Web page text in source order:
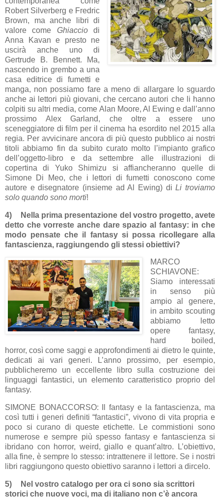
Robert Silverberg e Fredric
Brown, ma anche libri di
valore come Ghiacciodi
Anna Kavan e presto ne
uscirà anche uno di
Gertrude B. Bennett. Ma,
nascendo in grembo a una
casa editrice di fumetti e
manga, non possiamo fare a meno di allargare lo sguardo
anche ai lettori più giovani, che cercano autori che li hanno
colpiti su altri media, come Alan Moore, Al Ewing e dall’anno
prossimo Alex Garland, che oltre a essere uno
sceneggiatore di film per il cinema ha esordito nel 2015 alla
regia. Per avvicinare ancora di più questo pubblico ai nostri
titoli abbiamo fin da subito curato molto l’impianto grafico
dell’oggetto-libro e da settembre alle illustrazioni di
copertina di Yuko Shimizu si affiancheranno quelle di
Simone Di Meo, che i lettori di fumetti conoscono come
autore e disegnatore (insieme ad Al Ewing) diLi troviamo
solo quando sono morti!
4)
Nella prima presentazione del vostro progetto, avete
detto che vorreste anche dare spazio al fantasy: in che
modo pensate che il fantasy si possa ricollegare alla
fantascienza, raggiungendo gli stessi obiettivi?
MARCO
SCHIAVONE:
Siamo interessati
in senso più
ampio al genere,
in ambito scouting
abbiamo letto
opere fantasy,
hard boiled,
horror, così come saggi e approfondimenti ai dietro le quinte,
dedicati ai vari generi. L’anno prossimo, per esempio,
pubblicheremo un eccellente libro sulla costruzione dei
linguaggi fantastici, un elemento caratteristico proprio del
fantasy.
SIMONE BONACCORSO: Il fantasy e la fantascienza, ma
così tutti i generi definiti “fantastici”, vivono di vita propria e
poco si curano di queste etichette. Le commistioni sono
numerose e sempre più spesso fantasy e fantascienza si
ibridano con horror, weird, giallo e quant’altro. L’obiettivo,
alla fine, è sempre lo stesso: intrattenere il lettore. Se i nostri
libri raggiungono questo obiettivo saranno i lettori a dircelo.
5)
Nel vostro catalogo per ora ci sono sia scrittori
storici che nuove voci, ma di italiano non c’è ancora